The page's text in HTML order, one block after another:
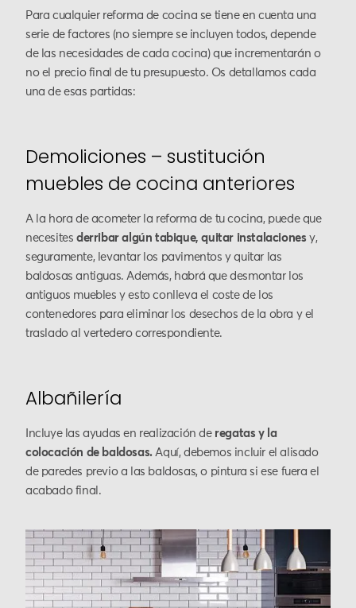
Para cualquier reforma de cocina se tiene en cuenta una
serie de factores (no siempre se incluyen todos, depende
de las necesidades de cada cocina) que incrementarán o
no el precio final de tu presupuesto. Os detallamos cada
una de esas partidas:
Demoliciones – sustitución
muebles de cocina anteriores
A la hora de acometer la reforma de tu cocina, puede que
necesites derribar algún tabique, quitar instalaciones y,
seguramente, levantar los pavimentos y quitar las
baldosas antiguas. Además, habrá que desmontar los
antiguos muebles y esto conlleva el coste de los
contenedores para eliminar los desechos de la obra y el
traslado al vertedero correspondiente.
Albañilería
Incluye las ayudas en realización deregatas y la
colocación de baldosas.Aquí, debemos incluir el alisado
de paredes previo a las baldosas, o pintura si ese fuera el
acabado final.